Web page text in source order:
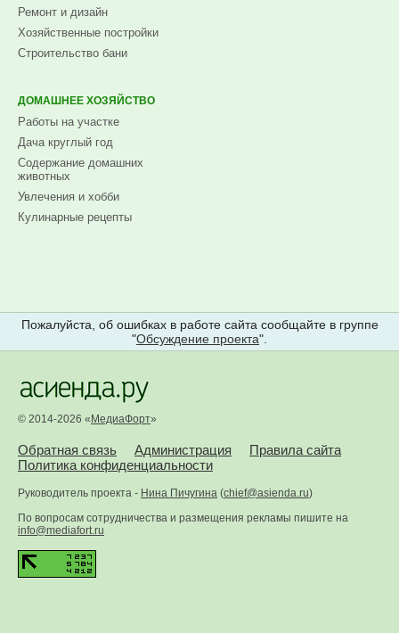
Ремонт и дизайн
Хозяйственные постройки
Строительство бани
ДОМАШНЕЕ ХОЗЯЙСТВО
Работы на участке
Дача круглый год
Содержание домашних
животных
Увлечения и хобби
Кулинарные рецепты
Пожалуйста, об ошибках в работе сайта сообщайте в группе
"Обсуждение проекта".
© 2014-2026 « МедиаФорт»
Обратная связь Администрация
Правила сайта
Политика конфиденциальности
Руководитель проекта - Нина Пичугина (chief@asienda.ru)
По вопросам сотрудничества и размещения рекламы пишите на
info@mediafort.ru